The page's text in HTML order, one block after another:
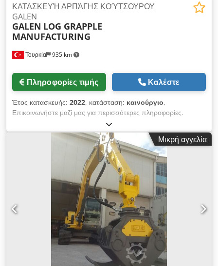
Τουρκία 935 km
ΚΑΤΑΣΚΕΥΉ ΑΡΠΆΓΗΣ ΚΟΎΤΣΟΥΡΟΥ
GALEN
GALEN LOG GRAPPLE
MANUFACTURING
Πληροφορίες τιμής Καλέστε
Έτος κατασκευής: 2022, κατάσταση: καινούργιο,
Επικοινωνήστε μαζί μας για περισσότερες πληροφορίες.
Μικρή αγγελία